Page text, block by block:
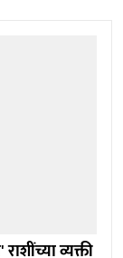
व्यक्ती